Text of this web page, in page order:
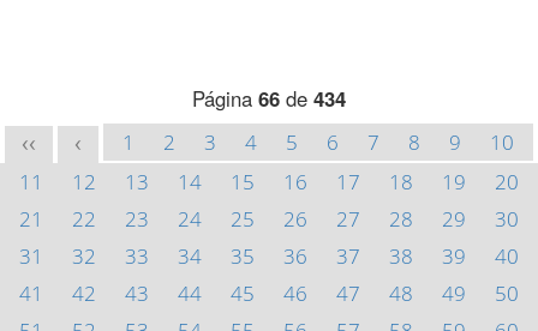
Página 66 de 434
<< < 1 2 3 4 5 6 7 8 9
10
11
12 13 14 15 16 17 18 19
20
21
22 23 24 25 26 27 28 29
30
31
32 33 34 35 36 37 38 39
40
41
42 43 44 45 46 47 48 49
50